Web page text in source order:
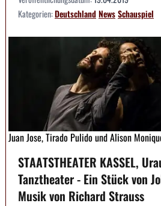
Kategorien:DeutschlandNewsSchauspiel
Juan Jose, Tirado Pulido und Alison
STAATSTHEATER KASSEL,
Tanztheater - Ein Stück von
Musik von Richard Strauss